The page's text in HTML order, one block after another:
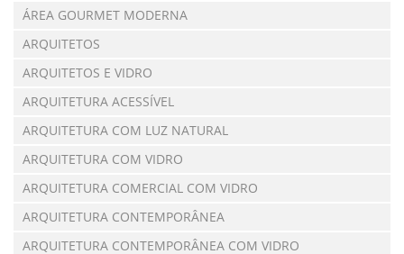
ÁREA GOURMET MODERNA
ARQUITETOS
ARQUITETOS E VIDRO
ARQUITETURA ACESSÍVEL
ARQUITETURA COM LUZ NATURAL
ARQUITETURA COM VIDRO
ARQUITETURA COMERCIAL COM VIDRO
ARQUITETURA CONTEMPORÂNEA
ARQUITETURA CONTEMPORÂNEA COM VIDRO